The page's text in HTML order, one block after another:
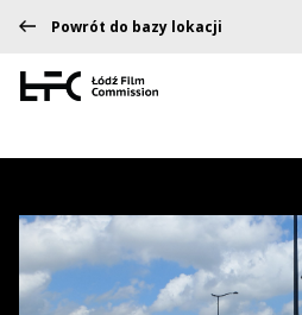
Powrót do bazy lokacji